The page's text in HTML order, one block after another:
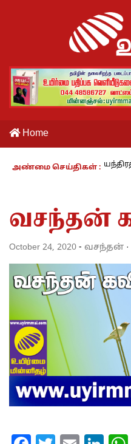
Home
அண்மை செய்திகள் :
இயந்திரத்தின்
வசந்தன்
October 24, 2020 - வசந்தன் ·